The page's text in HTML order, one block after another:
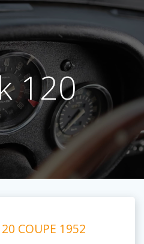
Saltar
al
contenido
120
COUPE 1952